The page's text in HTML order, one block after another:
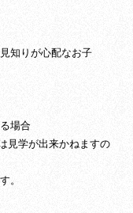
知りが心配なお子
場合
見学が出来かねますの
。